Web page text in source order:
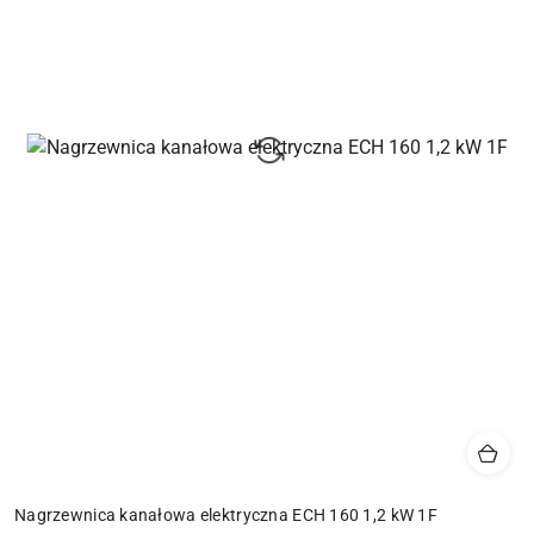
Nagrzewnica kanałowa elektryczna ECH 160 1,2 kW 1F